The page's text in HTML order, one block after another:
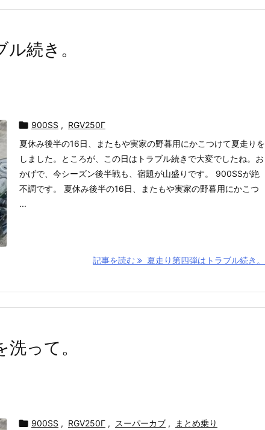
続き。
 900SS , RGV250Γ
夏休み後半の16日、またもや実家の野暮用にかこつけて夏走りを
しました。ところが、この日はトラブル続きで大変でしたね。お
かげで、今シーズン後半戦も、宿題が山盛りです。 900SSが絶
不調です。 夏休み後半の16日、またもや実家の野暮用にかこつ
...
記事を読む 夏走り第四弾はトラブル続き。
って。
 900SS , RGV250Γ , スーパーカブ ,
まとめ乗り